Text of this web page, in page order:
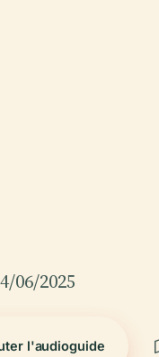
06/2025
l'audioguide